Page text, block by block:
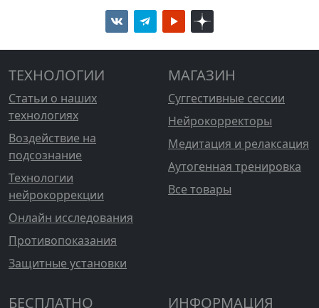
ТЕХНОЛОГИИ
Статьи о наших
технологиях
Воздействие на
подсознание
Технологии
нейрокоррекции
Онлайн исследования
Противопоказания
Защитные установки
МАГАЗИН
Суггестивные сессии
Нейрокорректоры
Медитация и релаксация
Аутогенная тренировка
Все товары
БЕСПЛАТНО ИНФОРМАЦИЯ